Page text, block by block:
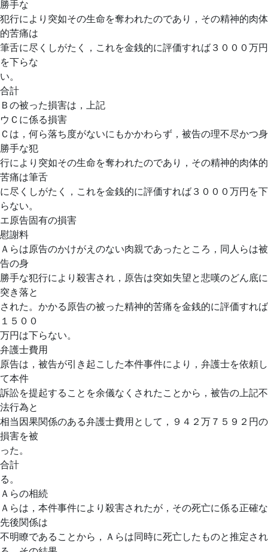
勝手な
犯行により突如その生命を奪われたのであり，その精神的肉体
的苦痛は
筆舌に尽くしがたく，これを金銭的に評価すれば３０００万円
を下らな
い。
合計
Ｂの被った損害は，上記
ウＣに係る損害
Ｃは，何ら落ち度がないにもかかわらず，被告の理不尽かつ身
勝手な犯
行により突如その生命を奪われたのであり，その精神的肉体的
苦痛は筆舌
に尽くしがたく，これを金銭的に評価すれば３０００万円を下
らない。
エ原告固有の損害
慰謝料
Ａらは原告のかけがえのない肉親であったところ，同人らは被
告の身
勝手な犯行により殺害され，原告は突如失望と悲嘆のどん底に
突き落と
された。かかる原告の被った精神的苦痛を金銭的に評価すれば
１５００
万円は下らない。
弁護士費用
原告は，被告が引き起こした本件事件により，弁護士を依頼し
て本件
訴訟を提起することを余儀なくされたことから，被告の上記不
法行為と
相当因果関係のある弁護士費用として，９４２万７５９２円の
損害を被
った。
合計
る。
Ａらの相続
Ａらは，本件事件により殺害されたが，その死亡に係る正確な
先後関係は
不明瞭であることから，Ａらは同時に死亡したものと推定され